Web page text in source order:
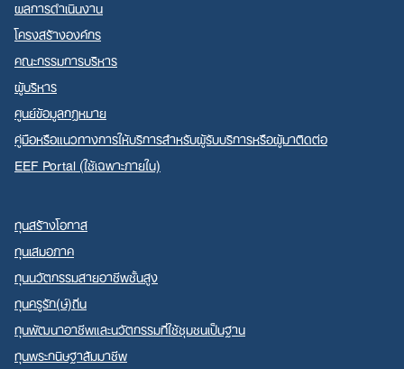
ผลการดำเนินงาน
โครงสร้างองค์กร
คณะกรรมการบริหาร
ผู้บริหาร
ศูนย์ข้อมูลกฎหมาย
คู่มือหรือแนวทางการให้บริการสำหรับผู้รับบริการหรือผู้มาติดต่อ
EEF Portal (ใช้เฉพาะภายใน)
ทุนสร้างโอกาส
ทุนเสมอภาค
ทุนนวัตกรรมสายอาชีพชั้นสูง
ทุนครูรัก(ษ์)ถิ่น
ทุนพัฒนาอาชีพและนวัตกรรมที่ใช้ชุมชนเป็นฐาน
ทุนพระกนิษฐาสัมมาชีพ